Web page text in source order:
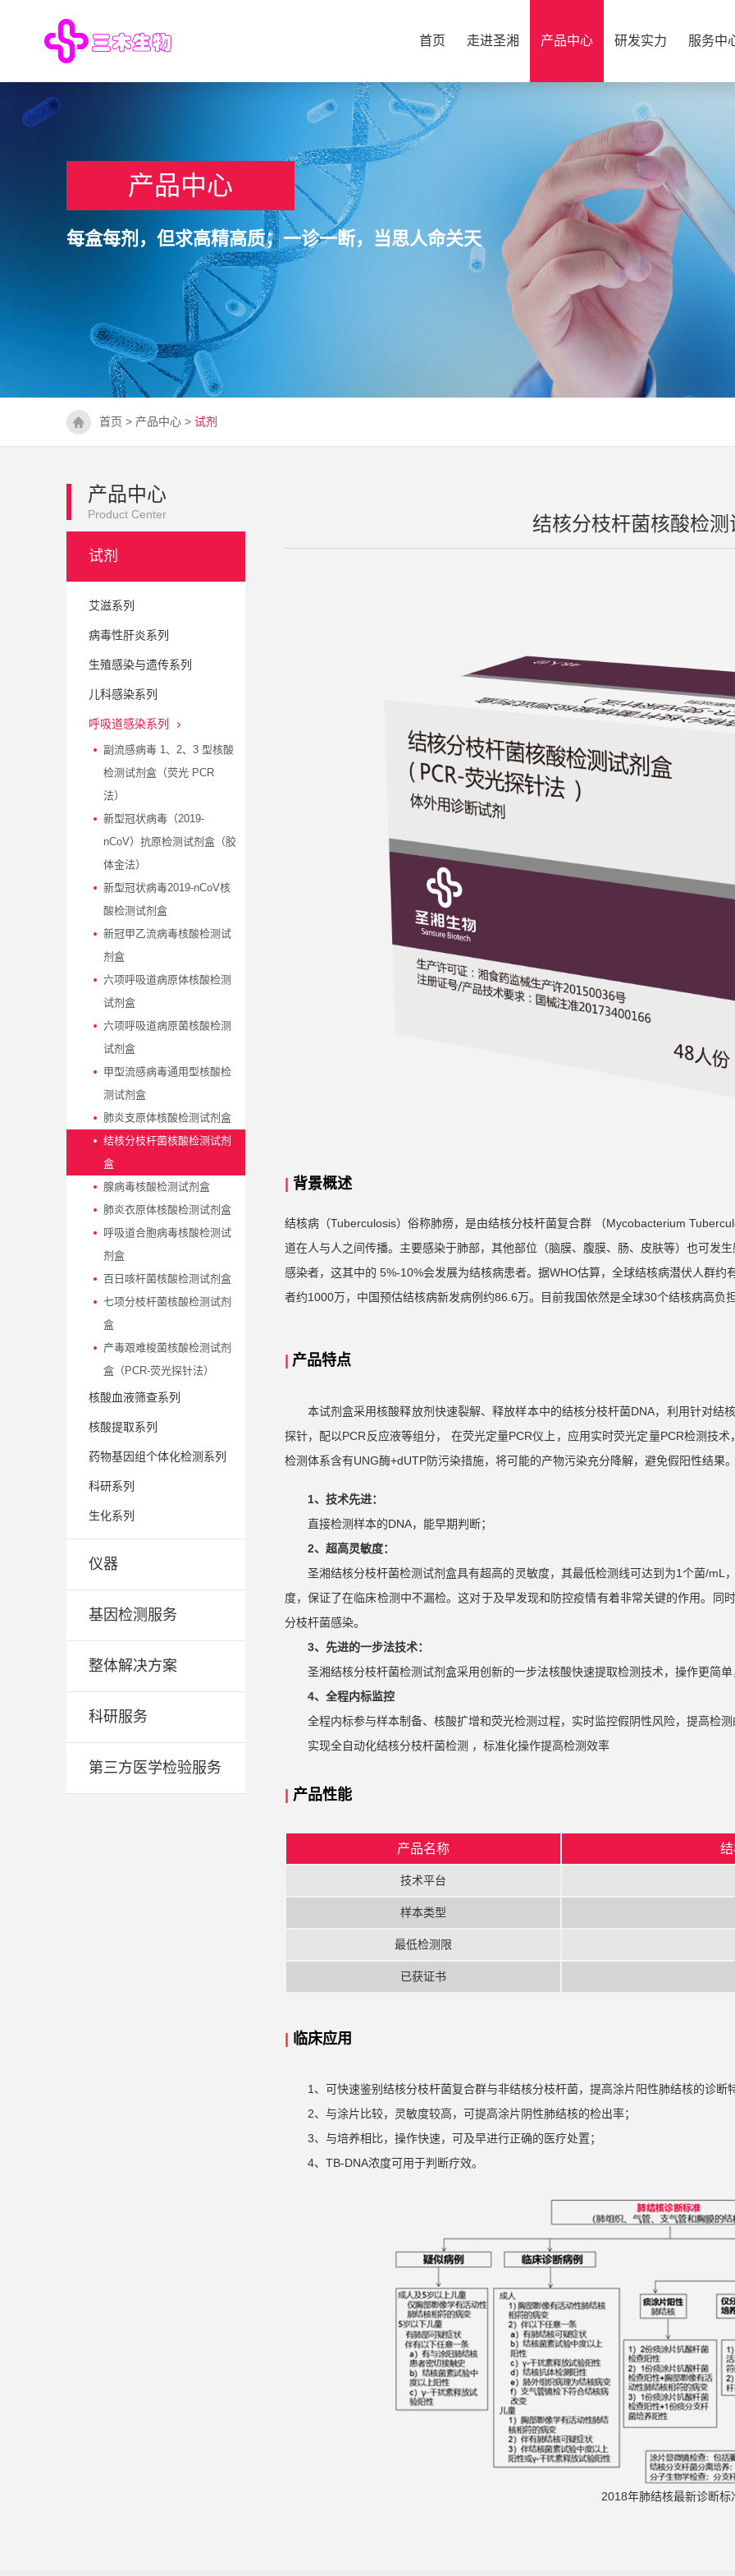
首页 走进圣湘 产品中心 研发实力 服务中
产品中心
每盒每剂，但求高精高质；一诊一断，当思人命关天
首页 > 产品中心> 试剂
产品中心
Product Center
试剂
艾滋系列
病毒性肝炎系列
生殖感染与遗传系列
儿科感染系列
呼吸道感染系列
副流感病毒 1、2、3 型核酸
检测试剂盒（荧光 PCR
法）
新型冠状病毒（2019-
nCoV）抗原检测试剂盒（胶
体金法）
新型冠状病毒2019-nCoV核
酸检测试剂盒
新冠甲乙流病毒核酸检测试
剂盒
六项呼吸道病原体核酸检测
试剂盒
六项呼吸道病原菌核酸检测
试剂盒 ​
甲型流感病毒通用型核酸检
测试剂盒
肺炎支原体核酸检测试剂盒
结核分枝杆菌核酸检测试剂
盒
腺病毒核酸检测试剂盒
肺炎衣原体核酸检测试剂盒
呼吸道合胞病毒核酸检测试
剂盒
百日咳杆菌核酸检测试剂盒
七项分枝杆菌核酸检测试剂
盒
产毒艰难梭菌核酸检测试剂
盒（PCR-荧光探针法）
核酸血液筛查系列
核酸提取系列
药物基因组个体化检测系列
科研系列
生化系列
仪器
基因检测服务
整体解决方案
科研服务
第三方医学检验服务
结核分枝杆菌核酸检测
| 背景概述
结核病（Tuberculosis）俗称肺痨，是由结核分枝杆菌复合群 （Mycobacterium
道在人与人之间传播。主要感染于肺部，其他部位（脑膜、腹膜、肠、皮肤等）也可发
感染者，这其中的 5%-10%会发展为结核病患者。据WHO估算，全球结核病潜伏人群
者约1000万，中国预估结核病新发病例约86.6万。目前我国依然是全球30个结核病高负
| 产品特点
本试剂盒采用核酸释放剂快速裂解、释放样本中的结核分枝杆菌DNA，利用针对结
探针，配以PCR反应液等组分， 在荧光定量PCR仪上，应用实时荧光定量PCR检测技
检测体系含有UNG酶+dUTP防污染措施，将可能的产物污染充分降解，避免假阳性结果
1、技术先进：
直接检测样本的DNA，能早期判断；
2、超高灵敏度：
圣湘结核分枝杆菌检测试剂盒具有超高的灵敏度，其最低检测线可达到为1个菌/mL
度，保证了在临床检测中不漏检。这对于及早发现和防控疫情有着非常关键的作用。同
分枝杆菌感染。
3、先进的一步法技术：
圣湘结核分枝杆菌检测试剂盒采用创新的一步法核酸快速提取检测技术，操作更简
4、全程内标监控
全程内标参与样本制备、核酸扩增和荧光检测过程，实时监控假阴性风险，提高检
实现全自动化结核分枝杆菌检测 ，标准化操作提高检测效率
| 产品性能
产品名称
技术平台
样本类型
最低检测限
已获证书
| 临床应用
1、可快速鉴别结核分枝杆菌复合群与非结核分枝杆菌，提高涂片阳性肺结核的诊断
2、与涂片比较，灵敏度较高，可提高涂片阴性肺结核的检出率；
3、与培养相比，操作快速，可及早进行正确的医疗处置；
4、TB-DNA浓度可用于判断疗效。
2018年肺结核最新诊断标